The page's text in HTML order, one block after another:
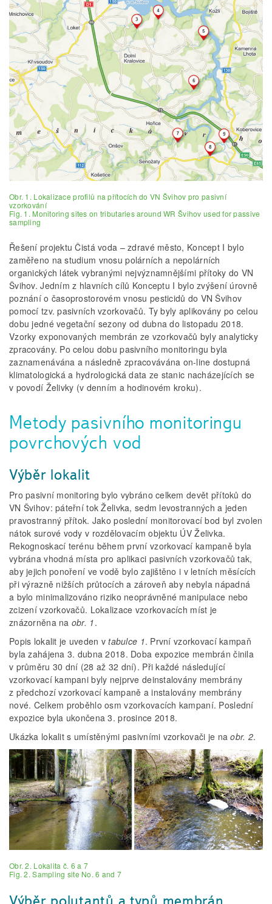
Obr. 1. Lokalizace profilů na přítocích do VN Švihov pro pasivní
vzorkování
Fig. 1. Monitoring sites on tributaries around WR Švihov used for passive
sampling
Řešení projektu Čistá voda – zdravé město, Koncept I bylo
zaměřeno na studium vnosu polárních a nepolárních
organických látek vybranými nejvýznamnějšími přítoky do VN
Švihov. Jedním z hlavních cílů Konceptu I bylo zvýšení úrovně
poznání o časoprostorovém vnosu pesticidů do VN Švihov
pomocí tzv. pasivních vzorkovačů. Ty byly aplikovány po celou
dobu jedné vegetační sezony od dubna do listopadu 2018.
Vzorky exponovaných membrán ze vzorkovačů byly analyticky
zpracovány. Po celou dobu pasivního monitoringu byla
zaznamenávána a následně zpracovávána on-line dostupná
klimatologická a hydrologická data ze stanic nacházejících se
v povodí Želivky (v denním a hodinovém kroku).
Metody pasivního monitoringu
povrchových vod
Výběr lokalit
Pro pasivní monitoring bylo vybráno celkem devět přítoků do
VN Švihov: páteřní tok Želivka, sedm levostranných a jeden
pravostranný přítok. Jako poslední monitorovací bod byl zvolen
nátok surové vody v rozdělovacím objektu ÚV Želivka.
Rekognoskací terénu během první vzorkovací kampaně byla
vybrána vhodná místa pro aplikaci pasivních vzorkovačů tak,
aby jejich ponoření ve vodě bylo zajištěno i v letních měsících
při výrazně nižších průtocích a zároveň aby nebyla nápadná
a bylo minimalizováno riziko neoprávněné manipulace nebo
zcizení vzorkovačů. Lokalizace vzorkovacích míst je
znázorněna na obr. 1.
Popis lokalit je uveden vtabulce 1. První vzorkovací kampaň
byla zahájena 3. dubna 2018. Doba expozice membrán činila
v průměru 30 dní (28 až 32 dní). Při každé následující
vzorkovací kampani byly nejprve deinstalovány membrány
z předchozí vzorkovací kampaně a instalovány membrány
nové. Celkem proběhlo osm vzorkovacích kampaní. Poslední
expozice byla ukončena 3. prosince 2018.
Ukázka lokalit s umístěnými pasivními vzorkovači je naobr. 2.
Obr. 2. Lokalita č. 6 a 7
Fig. 2. Sampling site No. 6 and 7